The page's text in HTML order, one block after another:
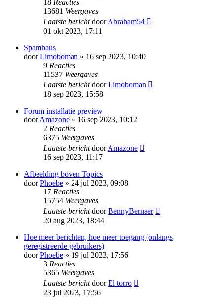
18 Reacties
13681 Weergaves
Laatste berichtdoorAbraham54
01 okt 2023, 17:11
Spamhaus
doorLimoboman » 16 sep 2023, 10:40
9 Reacties
11537 Weergaves
Laatste berichtdoorLimoboman
18 sep 2023, 15:58
Forum installatie preview
doorAmazone » 16 sep 2023, 10:12
2 Reacties
6375 Weergaves
Laatste berichtdoorAmazone
16 sep 2023, 11:17
Afbeelding boven Topics
doorPhoebe » 24 jul 2023, 09:08
17 Reacties
15754 Weergaves
Laatste berichtdoorBennyBernaer
20 aug 2023, 18:44
Hoe meer berichten, hoe meer toegang (onlangs
geregistreerde gebruikers)
doorPhoebe » 19 jul 2023, 17:56
3 Reacties
5365 Weergaves
Laatste berichtdoorEl torro
23 jul 2023, 17:56